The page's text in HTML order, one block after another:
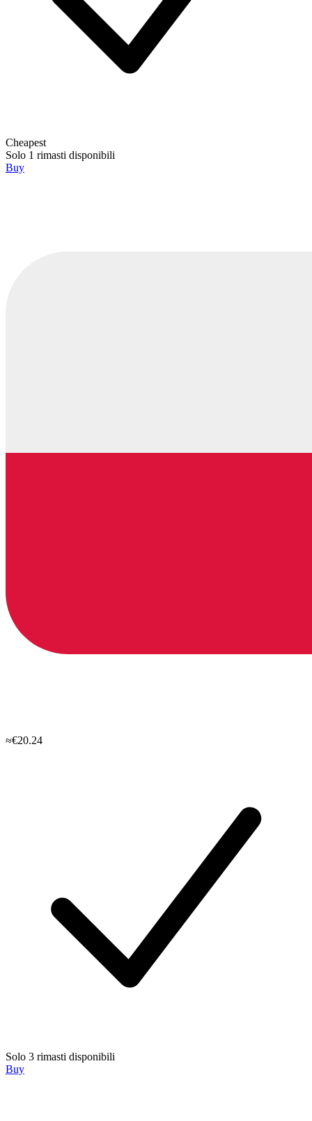
Cheapest
Solo 1 rimasti disponibili
Buy
≈€20.24
Solo 3 rimasti disponibili
Buy